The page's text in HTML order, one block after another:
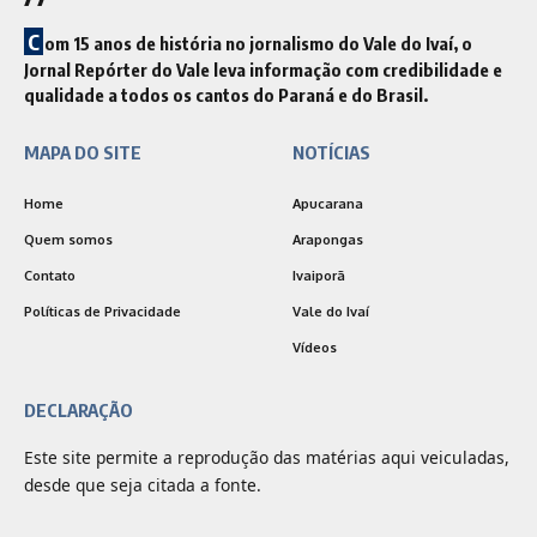
C om 15 anos de história no jornalismo do Vale do Ivaí, o
Jornal Repórter do Vale leva informação com credibilidade e
qualidade a todos os cantos do Paraná e do Brasil.
MAPA DO SITE
Home
Quem somos
Contato
Políticas de Privacidade
NOTÍCIAS
Apucarana
Arapongas
Ivaiporã
Vale do Ivaí
Vídeos
DECLARAÇÃO
Este site permite a reprodução das matérias aqui veiculadas,
desde que seja citada a fonte.